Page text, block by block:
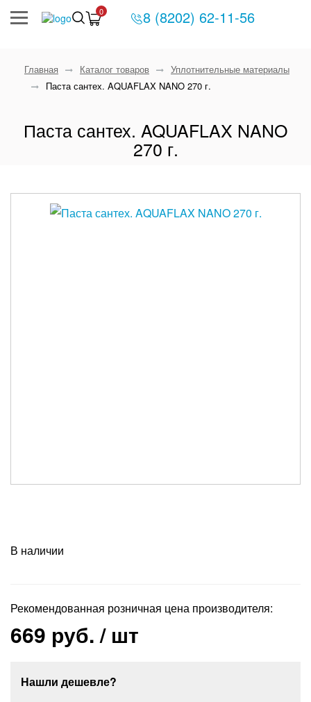
0 8 (8202) 62-11-56
Главная Каталог товаров
Уплотнительные материалы
Паста сантех. AQUAFLAX NANO 270 г.
Паста сантех. AQUAFLAX NANO
270 г.
В наличии
Рекомендованная розничная цена производителя:
669 руб./ шт
Нашли дешевле?